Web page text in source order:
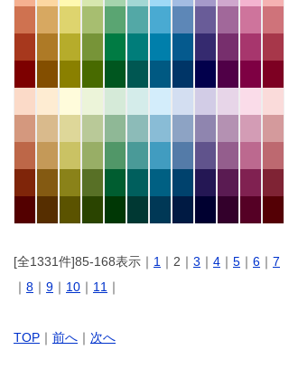
[全1331件]85-168表示｜ 1 ｜2｜ 3 ｜ 4 ｜ 5 ｜ 6 ｜ 7
｜ 8 ｜ 9 ｜ 10 ｜ 11 ｜
TOP ｜ 前へ ｜ 次へ